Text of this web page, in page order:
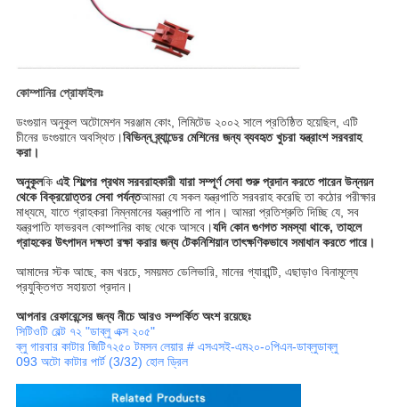
কোম্পানির প্রোফাইলঃ
ডংগুয়ান অনুকূল অটোমেশন সরঞ্জাম কোং, লিমিটেড ২০০২ সালে প্রতিষ্ঠিত হয়েছিল, এটি
চীনের ডংগুয়ানে অবস্থিত।বিভিন্ন ব্র্যান্ডের মেশিনের জন্য ব্যবহৃত খুচরা যন্ত্রাংশ সরবরাহ
করা।
অনুকূলকি এই শিল্পের প্রথম সরবরাহকারী যারা সম্পূর্ণ সেবা শুরু প্রদান করতে পারেন উন্নয়ন
থেকে বিক্রয়োত্তর সেবা পর্যন্তআমরা যে সকল যন্ত্রপাতি সরবরাহ করেছি তা কঠোর পরীক্ষার
মাধ্যমে, যাতে গ্রাহকরা নিম্নমানের যন্ত্রপাতি না পান। আমরা প্রতিশ্রুতি দিচ্ছি যে, সব
যন্ত্রপাতি ফাভরবল কোম্পানির কাছ থেকে আসবে।যদি কোন গুণগত সমস্যা থাকে, তাহলে
গ্রাহকের উৎপাদন দক্ষতা রক্ষা করার জন্য টেকনিশিয়ান তাৎক্ষণিকভাবে সমাধান করতে পারে।
আমাদের স্টক আছে, কম খরচে, সময়মত ডেলিভারি, মানের গ্যারান্টি, এছাড়াও বিনামূল্যে
প্রযুক্তিগত সহায়তা প্রদান।
আপনার রেফারেন্সের জন্য নীচে আরও সম্পর্কিত অংশ রয়েছেঃ
সিটিওটি বেল্ট ৭২ "ডাব্লু এক্স ২০৫"
ব্লু গারবার কাটার জিটি৭২৫০ টমসন লেয়ার # এসএসই-এম২০-০পিএন-ডাব্লুডাব্লু
093 অটো কাটার পার্ট (3/32) হোল ড্রিল